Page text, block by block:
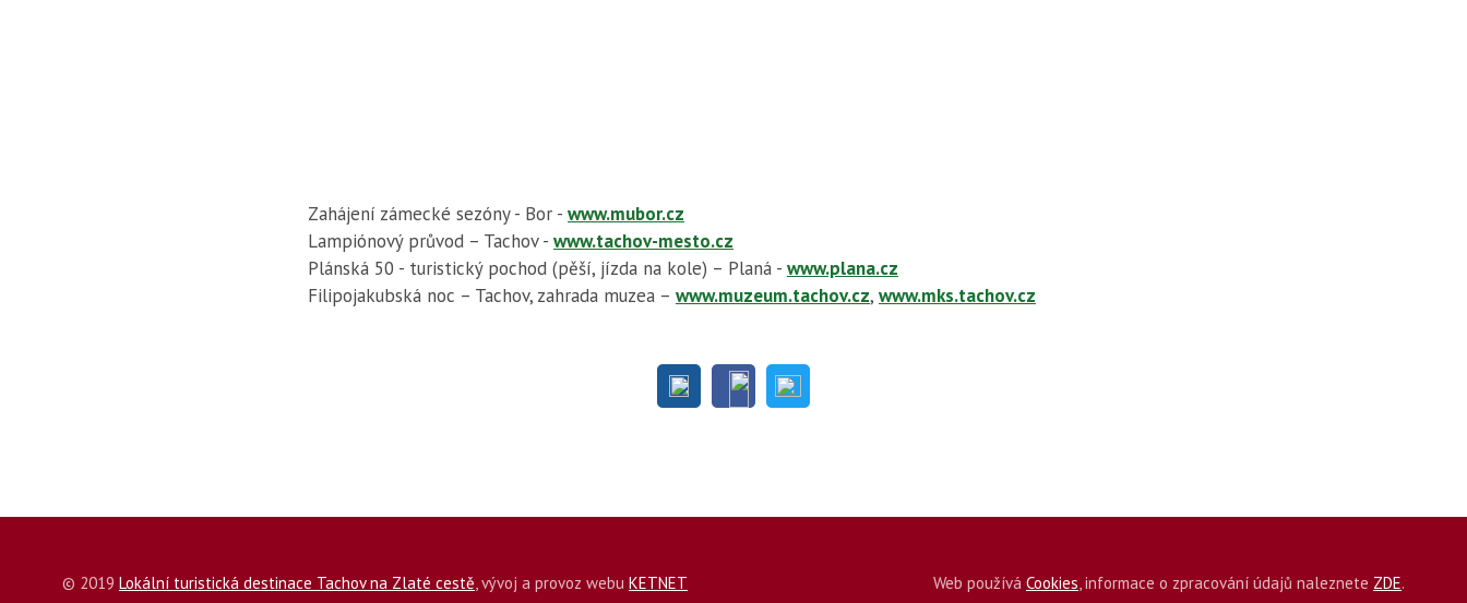
Zahájení zámecké sezóny - Bor - www.mubor.cz
Lampiónový průvod – Tachov - www.tachov-mesto.cz
Plánská 50 - turistický pochod (pěší, jízda na kole) – Planá - www.plana.cz
Filipojakubská noc – Tachov, zahrada muzea – www.muzeum.tachov.cz, www.mks.tachov.cz
© 2019 Lokální turistická destinace Tachov na Zlaté cestě, vývoj a provoz webu KETNET
Web používá Cookies, informace o zpracování údajů naleznete ZDE.